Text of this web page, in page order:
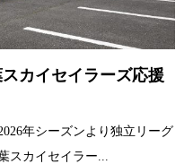
スカイセイラーズ応援
年シーズンより独立リーグ
スカイセイラー...